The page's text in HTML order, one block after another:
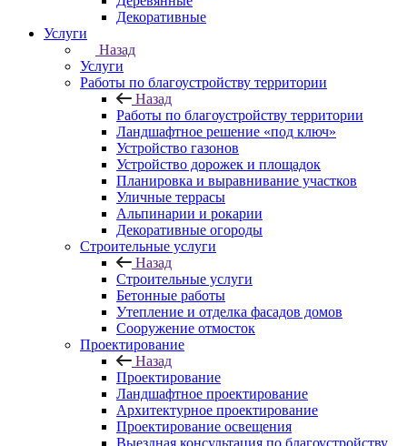
Декоративные
Услуги
Назад
Услуги
Работы по благоустройству территории
Назад
Работы по благоустройству территории
Ландшафтное решение «под ключ»
Устройство газонов
Устройство дорожек и площадок
Планировка и выравнивание участков
Уличные террасы
Альпинарии и рокарии
Декоративные огороды
Строительные услуги
Назад
Строительные услуги
Бетонные работы
Утепление и отделка фасадов домов
Сооружение отмосток
Проектирование
Назад
Проектирование
Ландшафтное проектирование
Архитектурное проектирование
Проектирование освещения
Выездная консультация по благоустройству